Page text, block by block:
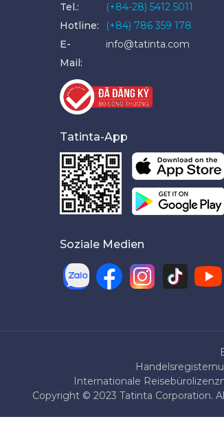
Tel.:
(+84-28) 5412 5011
Hotline:
(+84) 786 359 178
E-
Mail:
info@tatinta.com
Tatinta-App
Soziale Medien
Internationale
Copyright © 2023 Tatinta Corporation.